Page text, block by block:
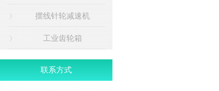
摆线针轮减速机
工业齿轮箱
联系方式